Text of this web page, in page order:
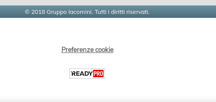
© 2018 Gruppo Iacomini. Tutti i diritti riservati.
Preferenze cookie